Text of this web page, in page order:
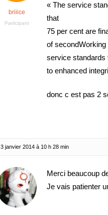
briiice
Participant
« The service
that
75 per cent are
of
service standards
to enhanced
donc c est pas 2
3 janvier 2014 à 10 h 28 min
Merci beaucoup
Je vais patienter